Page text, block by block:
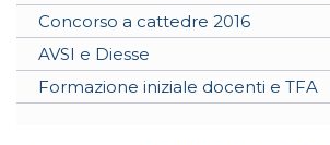
Concorso a cattedre 2016
AVSI e Diesse
Formazione iniziale docenti e TFA